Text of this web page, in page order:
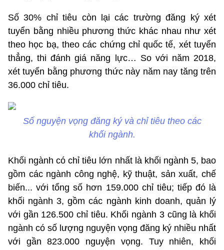
Số 30% chỉ tiêu còn lại các trường đăng ký xét
tuyển bằng nhiều phương thức khác nhau như xét
theo học bạ, theo các chứng chỉ quốc tế, xét tuyển
thẳng, thi đánh giá năng lực… So với năm 2018,
xét tuyển bằng phương thức này năm nay tăng trên
36.000 chỉ tiêu.
Số nguyện vọng đăng ký và chỉ tiêu theo các
khối ngành.
Khối ngành có chỉ tiêu lớn nhất là khối ngành 5, bao
gồm các ngành công nghệ, kỹ thuật, sản xuất, chế
biến... với tổng số hơn 159.000 chỉ tiêu; tiếp đó là
khối ngành 3, gồm các ngành kinh doanh, quản lý
với gần 126.500 chỉ tiêu. Khối ngành 3 cũng là khối
ngành có số lượng nguyện vọng đăng ký nhiều nhất
với gần 823.000 nguyện vọng. Tuy nhiên, khối